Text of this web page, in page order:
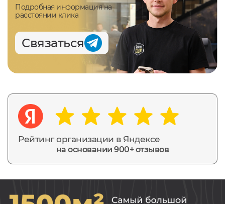
Рейтинг организации в Яндексе
на основании 900+ отзывов
Подробная информация на
расстоянии клика
Связаться